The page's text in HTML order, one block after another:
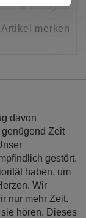
Verfügbar
Artikel merken
davon
Zeit
gestört.
haben, um
Wir
nur mehr Zeit.
hören. Dieses